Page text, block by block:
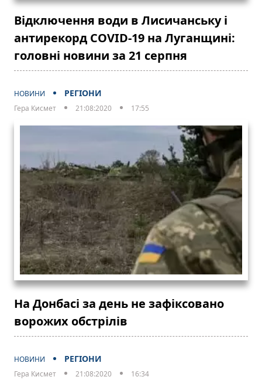
Відключення води в Лисичанську і
антирекорд COVID-19 на Луганщині:
головні новини за 21 серпня
НОВИНИ РЕГІОНИ
Гера Кисмет 21:08:2020 17:55
На Донбасі за день не зафіксовано
ворожих обстрілів
НОВИНИ РЕГІОНИ
Гера Кисмет 21:08:2020 16:34